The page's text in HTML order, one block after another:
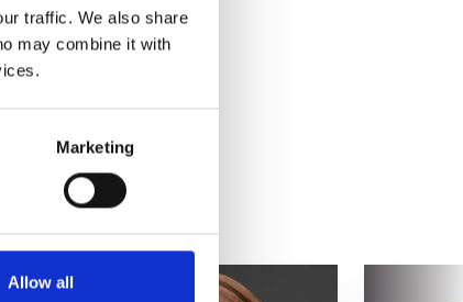
traffic. We also share
may combine it with
Marketing
Allow all